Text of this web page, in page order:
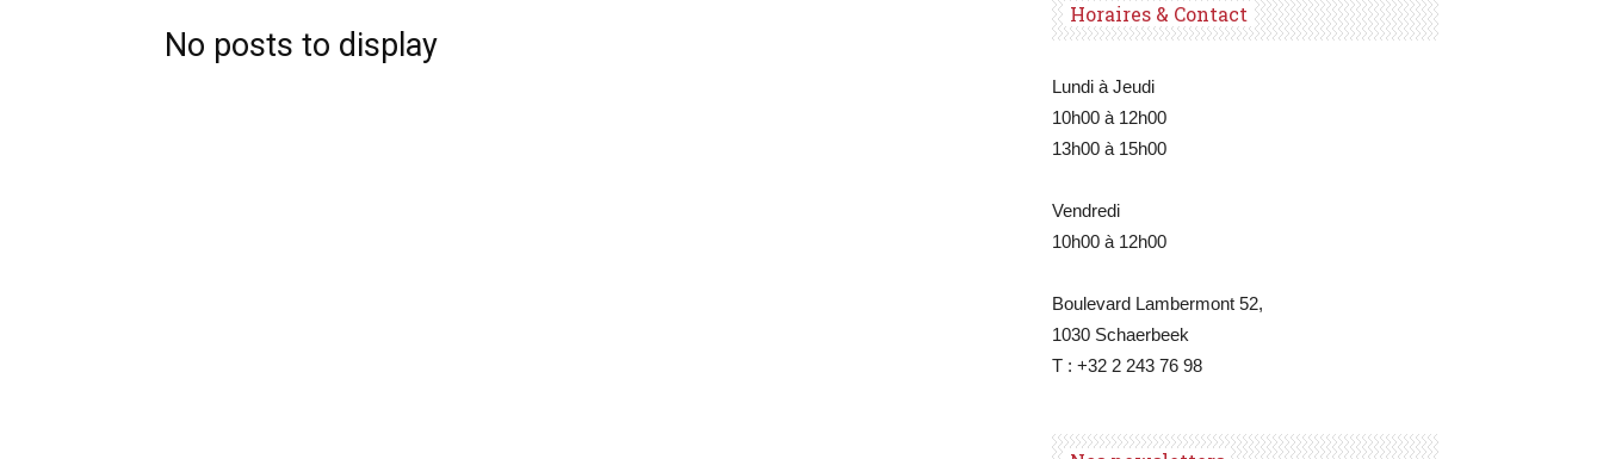
No posts to display
Horaires & Contact
Lundi à Jeudi
10h00 à 12h00
13h00 à 15h00
Vendredi
10h00 à 12h00
Boulevard Lambermont 52,
1030 Schaerbeek
T : +32 2 243 76 98